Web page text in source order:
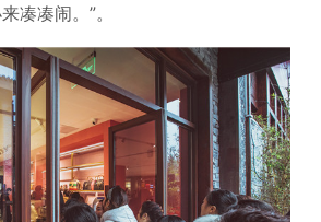
凑凑闹。”。